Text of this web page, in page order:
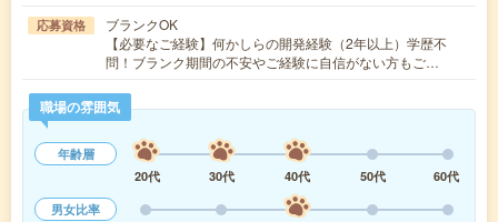
応募資格
ブランクOK
【必要なご経験】何かしらの開発経験（2年以上）学歴不
問！ブランク期間の不安やご経験に自信がない方もご…
職場の雰囲気
年齢層
20代
30代 40代 50代
60代
男女比率